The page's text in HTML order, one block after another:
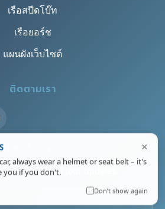
เรือสปีดโบ๊ท
เรือยอร์ช
แผนผังเว็บไซต์
ติดตามเรา
NEWSLETTER
offers and tour updates.
×
always wear a helmet or seat belt – it's
you if you don't.
Don’t show again